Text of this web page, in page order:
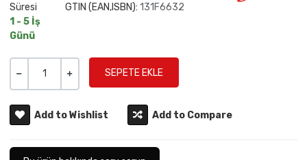
Süresi
1 - 5 İş
Günü
GTIN (EAN,ISBN): 131F6632
Add to Wishlist Add to Compare